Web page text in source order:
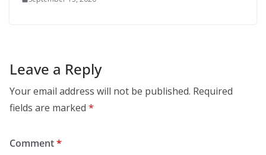
Leave a Reply
Your email address will not be published. Required
fields are marked *
Comment*